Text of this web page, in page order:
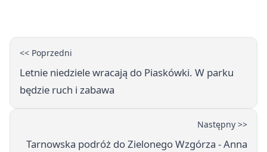
<< Poprzedni
Letnie niedziele wracają do Piaskówki. W parku
będzie ruch i zabawa
Następny >>
Tarnowska podróż do Zielonego Wzgórza - Anna